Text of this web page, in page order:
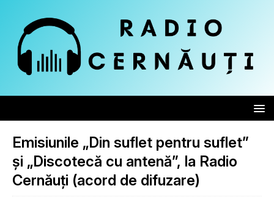
Emisiunile „Din suflet pentru suflet”
și „Discotecă cu antenă”, la Radio
Cernăuți (acord de difuzare)